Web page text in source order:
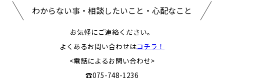
わからない事・相談したいこと・心配なこと
お気軽にご連絡ください。
よくあるお問い合わせはコチラ！
<電話によるお問い合わせ>
☎075-748-1236